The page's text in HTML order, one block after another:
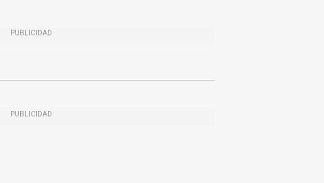
PUBLICIDAD
PUBLICIDAD